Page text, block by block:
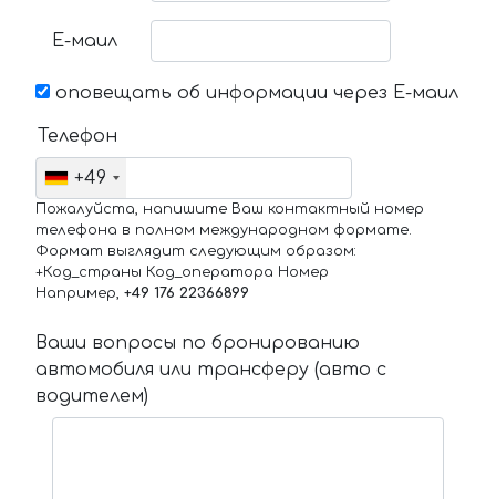
Е-маил
оповещать об информации через Е-маил
Телефон
+49
Пожалуйста, напишите Ваш контактный номер
телефона в полном международном формате.
Формат выглядит следующим образом:
+Код_страны Код_оператора Номер
Например, +49 176 22366899
Ваши вопросы по бронированию
автомобиля или трансферу (авто с
водителем)